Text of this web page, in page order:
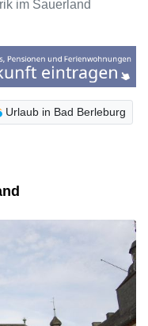
im Sauerland
Urlaub in Bad Berleburg